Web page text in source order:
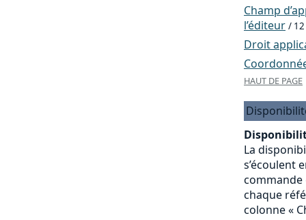
Champ
l’éditeur / 12
Droit
HAUT DE PAGE
La
s’écoulent
commande
chaque
colonne «